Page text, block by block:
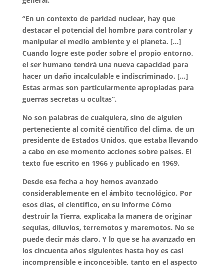
“En un contexto de paridad nuclear, hay que
destacar el potencial del hombre para controlar y
manipular el medio ambiente y el planeta. […]
Cuando logre este poder sobre el propio entorno,
el ser humano tendrá una nueva capacidad para
hacer un daño incalculable e indiscriminado. […]
Estas armas son particularmente apropiadas para
guerras secretas u ocultas”.
No son palabras de cualquiera, sino de alguien
perteneciente al comité científico del clima, de un
presidente de Estados Unidos, que estaba llevando
a cabo en ese momento acciones sobre países. El
texto fue escrito en 1966 y publicado en 1969.
Desde esa fecha a hoy hemos avanzado
considerablemente en el ámbito tecnológico. Por
esos días, el científico, en su informe Cómo
destruir la Tierra, explicaba la manera de originar
sequías, diluvios, terremotos y maremotos. No se
puede decir más claro. Y lo que se ha avanzado en
los cincuenta años siguientes hasta hoy es casi
incomprensible e inconcebible, tanto en el aspecto